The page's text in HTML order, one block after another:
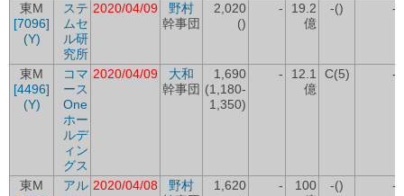
東M
[7096]
(Y)
ステ
ムセ
ル研
究所
2020/04/09
野村
幹事団
2,020
()
-
19.2
億
-() -
東M
[4496]
(Y)
コマ
ース
One
ホー
ルデ
ィン
グス
2020/04/09
大和
幹事団
1,690
(1,180-
1,350)
-
12.1
億
C(5) -
東M
アル 2020/04/08
野村
1,620
-
100
-() -